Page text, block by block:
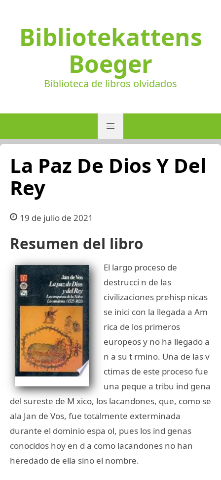
Bibliotekattens
Boeger
Biblioteca de libros olvidados
La Paz De Dios Y Del
Rey
19 de julio de 2021
Resumen del libro
El largo proceso de
destrucci n de las
civilizaciones prehisp nicas
se inici con la llegada a Am
rica de los primeros
europeos y no ha llegado a
n a su t rmino. Una de las v
ctimas de este proceso fue
una peque a tribu ind gena
del sureste de M xico, los lacandones, que, como se
ala Jan de Vos, fue totalmente exterminada
durante el dominio espa ol, pues los ind genas
conocidos hoy en d a como lacandones no han
heredado de ella sino el nombre.